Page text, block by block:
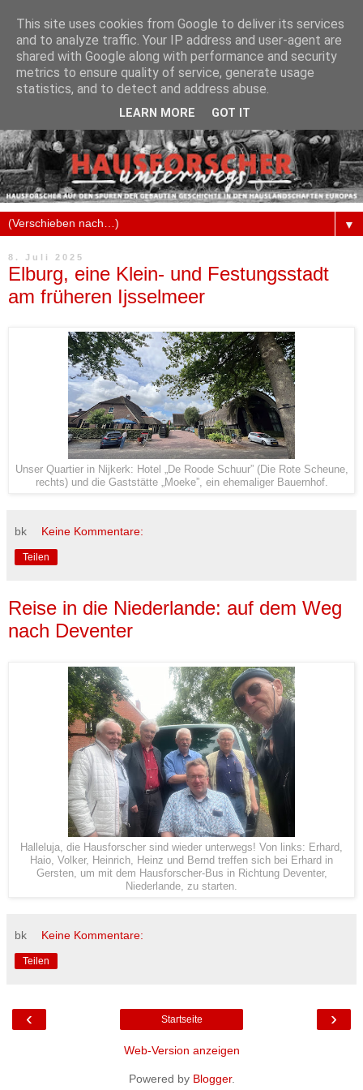
▼
8. Juli 2025
Elburg, eine Klein- und Festungsstadt
am früheren Ijsselmeer
Unser Quartier in Nijkerk: Hotel „De Roode Schuur” (Die Rote Scheune,
rechts) und die Gaststätte „Moeke”, ein ehemaliger Bauernhof.
bk Keine Kommentare:
Teilen
Reise in die Niederlande: auf dem Weg
nach Deventer
Halleluja, die Hausforscher sind wieder unterwegs! Von links: Erhard,
Haio, Volker, Heinrich, Heinz und Bernd treffen sich bei Erhard in
Gersten, um mit dem Hausforscher-Bus in Richtung Deventer,
Niederlande, zu starten.
bk Keine Kommentare:
Teilen
‹ ›
Startseite
Web-Version anzeigen
Powered by Blogger.
This site uses cookies from Google to deliver its services
and to analyze traffic. Your IP address and user-agent are
shared with Google along with performance and security
metrics to ensure quality of service, generate usage
statistics, and to detect and address abuse.
LEARN MORE GOT IT